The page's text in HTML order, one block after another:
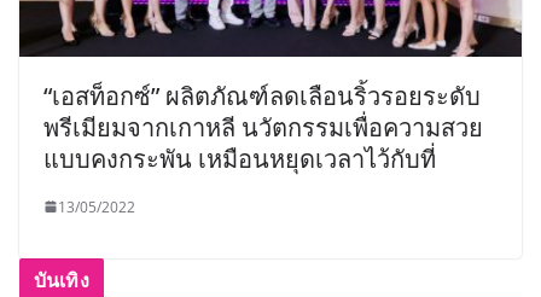
“เอสท็อกซ์” ผลิตภัณฑ์ลดเลือนริ้วรอยระดับ
พรีเมียมจากเกาหลี นวัตกรรมเพื่อความสวย
แบบคงกระพัน เหมือนหยุดเวลาไว้กับที่
13/05/2022
บันเทิง